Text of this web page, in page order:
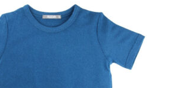
options